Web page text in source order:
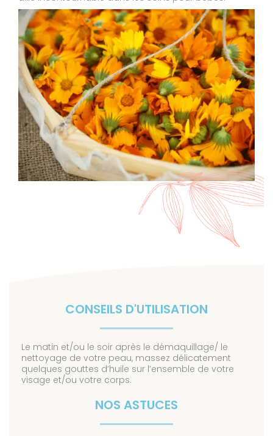
CONSEILS D'UTILISATION
Le matin et/ou le soir après le démaquillage/ le
nettoyage de votre peau, massez délicatement
quelques gouttes d’huile sur l’ensemble de votre
visage et/ou votre corps.
NOS ASTUCES